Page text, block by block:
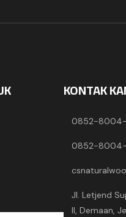
KONTAK
0852-8004-
0852-8004-
Jl. Letjend
II, Demaan,